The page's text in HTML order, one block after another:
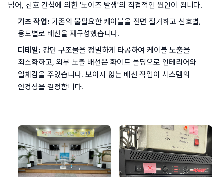
넘어, 신호 간섭에 의한 '노이즈 발생'의 직접적인 원인이 됩니다.
기초 작업: 기존의 불필요한 케이블을 전면 철거하고 신호별,
용도별로 배선을 재구성했습니다.
디테일: 강단 구조물을 정밀하게 타공하여 케이블 노출을
최소화하고, 외부 노출 배선은 화이트 몰딩으로 인테리어와
일체감을 주었습니다. 보이지 않는 배선 작업이 시스템의
안정성을 결정합니다.